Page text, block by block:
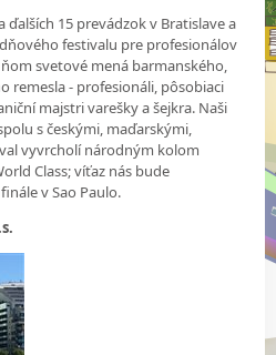
ďalších 15 prevádzok v Bratislave a
festivalu pre profesionálov
svetové mená barmanského,
remesla - profesionáli, pôsobiaci
majstri varešky a šejkra. Naši
s českými, maďarskými,
vyvrcholí národným kolom
Class; víťaz nás bude
v Sao Paulo.